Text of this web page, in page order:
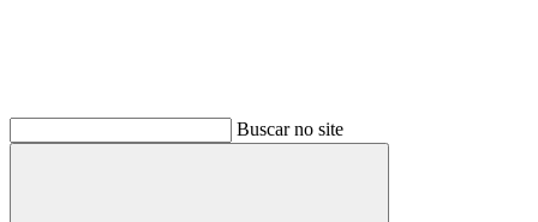
Buscar no site